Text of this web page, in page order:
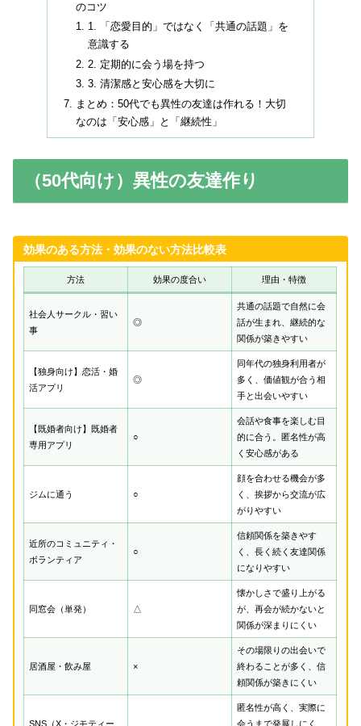
のコツ
1. 「恋愛目的」ではなく「共通の話題」を
意識する
2. 定期的に会う場を持つ
3. 清潔感と安心感を大切に
まとめ：50代でも異性の友達は作れる！大切
なのは「安心感」と「継続性」
（50代向け）異性の友達作り
効果のある方法・効果のない方法比較表
方法 効果の度合い 理由・特徴
社会人サークル・習い
事
◎
共通の話題で自然に会
話が生まれ、継続的な
関係が築きやすい
【独身向け】恋活・婚
活アプリ
◎
同年代の独身利用者が
多く、価値観が合う相
手と出会いやすい
【既婚者向け】既婚者
専用アプリ
○
会話や食事を楽しむ目
的に合う。匿名性が高
く安心感がある
ジムに通う ○
顔を合わせる機会が多
く、挨拶から交流が広
がりやすい
近所のコミュニティ・
ボランティア
○
信頼関係を築きやす
く、長く続く友達関係
になりやすい
同窓会（単発） △
懐かしさで盛り上がる
が、再会が続かないと
関係が深まりにくい
居酒屋・飲み屋 ×
その場限りの出会いで
終わることが多く、信
頼関係が築きにくい
SNS（X・ジモティー
匿名性が高く、実際に
会うまで発展しにく